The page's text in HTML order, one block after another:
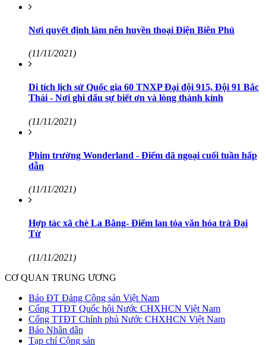
Nơi quyết định làm nên huyền thoại Điện Biên Phủ
(11/11/2021)
Di tích lịch sử Quốc gia 60 TNXP Đại đội 915, Đội 91 Bắc
Thái - Nơi ghi dấu sự biết ơn và lòng thành kính
(11/11/2021)
Phim trường Wonderland - Điểm dã ngoại cuối tuần hấp
dẫn
(11/11/2021)
Hợp tác xã chè La Bằng- Điểm lan tỏa văn hóa trà Đại
Từ
(11/11/2021)
CƠ QUAN TRUNG ƯƠNG
Báo ĐT Đảng Cộng sản Việt Nam
Cổng TTĐT Quốc hội Nước CHXHCN Việt Nam
Cổng TTĐT Chính phủ Nước CHXHCN Việt Nam
Báo Nhân dân
Tạp chí Cộng sản